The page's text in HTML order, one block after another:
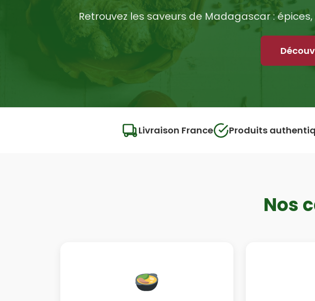
Retrouvez les saveurs de Madagascar :
Livraison France Produits
Nos